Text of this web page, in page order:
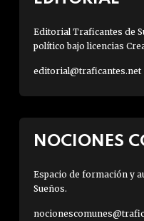
Editorial Traficantes de
político bajo licencias
editorial@traficantes.net
NOCIONES
Espacio de formación y
Sueños.